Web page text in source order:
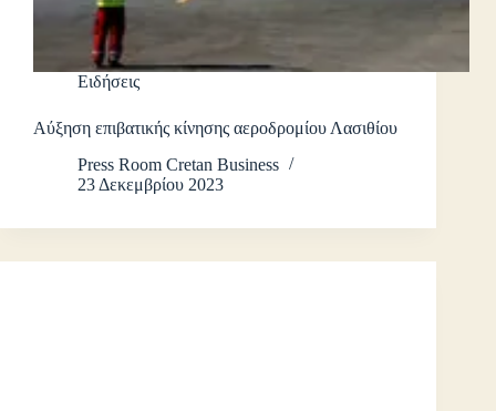
Ειδήσεις
Αύξηση επιβατικής κίνησης αεροδρομίου Λασιθίου
Press Room Cretan Business
23 Δεκεμβρίου 2023